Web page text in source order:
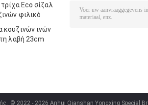
Eco σίζαλ
φιλικό
κουζινών ινών
λαβή 23cm
© 2022 - 2026 Anhui Qianshan Yongxing Special